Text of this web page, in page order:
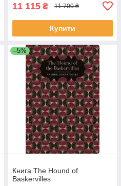
11 115 ₴ 11 700 ₴
Купити
–5%
Книга The Hound of
Baskervilles